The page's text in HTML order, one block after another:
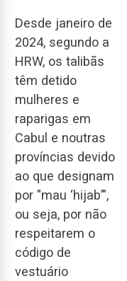
Desde janeiro de
2024, segundo a
HRW, os talibãs
têm detido
mulheres e
raparigas em
Cabul e noutras
províncias devido
ao que designam
por "mau ‘hijab’",
ou seja, por não
respeitarem o
código de
vestuário